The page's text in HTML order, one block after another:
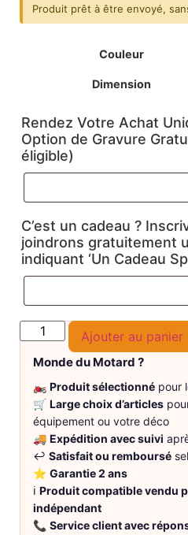
Produit prêt à être envoyé,
Couleur
Dimension
Rendez Votre Achat
Option de Gravure
éligible)
C’est un cadeau ?
joindrons gratuitement
indiquant ‘Un Cadeau
Ajouter au panier
Monde du Motard ?
🏍️ Produit sélectionné pour
🛒 Large choix d’articles
équipement ou votre déco
🚚 Expédition avec suivi
↩️ Satisfait ou remboursé
⭐ Garantie 2 ans
ℹ️ Produit compatible vendu
indépendant
📞 Service client avec